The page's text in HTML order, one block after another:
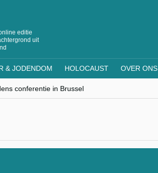
editie
uit
& JODENDOM HOLOCAUST OVER ONS
conferentie in Brussel
begrijpt”, Jinnih Beels (Vooruit)
voor kosher travel en simchas wereldwijd